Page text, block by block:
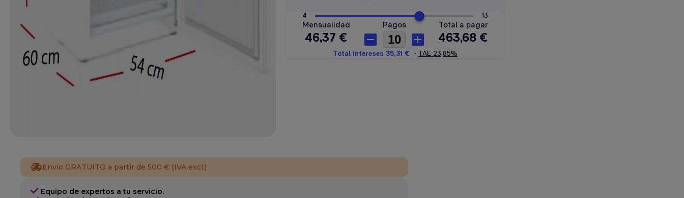
Envío GRATUITO a partir de 500 € (IVA excl.)
Equipo de expertos a tu servicio.